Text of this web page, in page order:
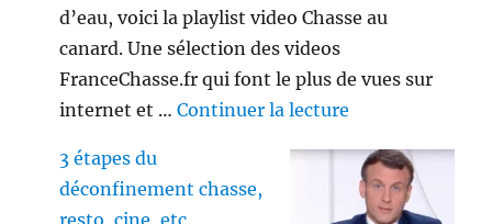
d’eau, voici la playlist video Chasse au
canard. Une sélection des videos
FranceChasse.fr qui font le plus de vues sur
internet et …Continuer la lecture
3 étapes du
déconfinement chasse,